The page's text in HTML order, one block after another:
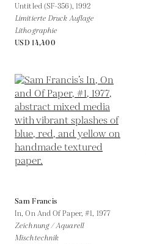
Untitled (SF-356), 1992
Limitierte Druck Auflage
Lithographie
USD 14,400
Sam Francis
In, On And Of Paper, #1, 1977
Zeichnung / Aquarell
Mischtechnik